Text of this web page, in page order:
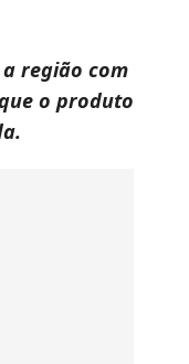
região com
o produto